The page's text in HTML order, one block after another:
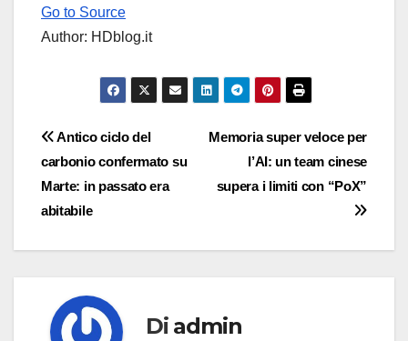
Go to Source
Author: HDblog.it
Navigazione
articoli
Memoria super veloce per
l’AI: un team cinese
supera i limiti con “PoX”
Antico ciclo del
carbonio confermato su
Marte: in passato era
abitabile
Di admin